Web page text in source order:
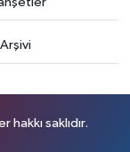
saklıdır.